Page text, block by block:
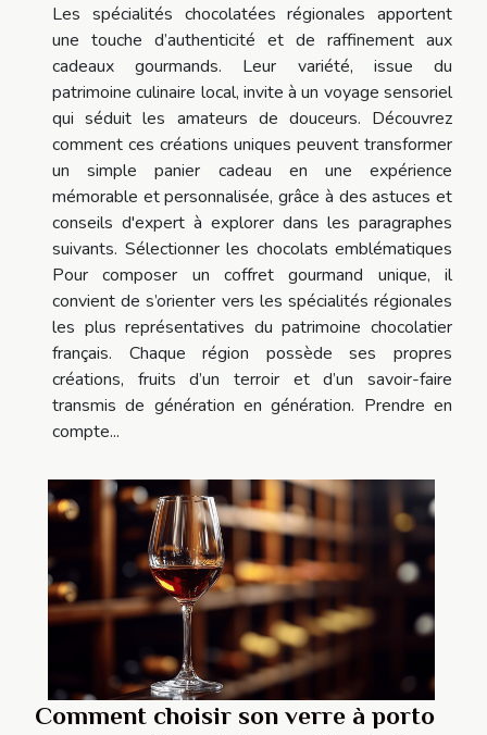
Les spécialités chocolatées régionales apportent
une touche d’authenticité et de raffinement aux
cadeaux gourmands. Leur variété, issue du
patrimoine culinaire local, invite à un voyage sensoriel
qui séduit les amateurs de douceurs. Découvrez
comment ces créations uniques peuvent transformer
un simple panier cadeau en une expérience
mémorable et personnalisée, grâce à des astuces et
conseils d'expert à explorer dans les paragraphes
suivants. Sélectionner les chocolats emblématiques
Pour composer un coffret gourmand unique, il
convient de s’orienter vers les spécialités régionales
les plus représentatives du patrimoine chocolatier
français. Chaque région possède ses propres
créations, fruits d’un terroir et d’un savoir-faire
transmis de génération en génération. Prendre en
compte...
Comment choisir son verre à porto